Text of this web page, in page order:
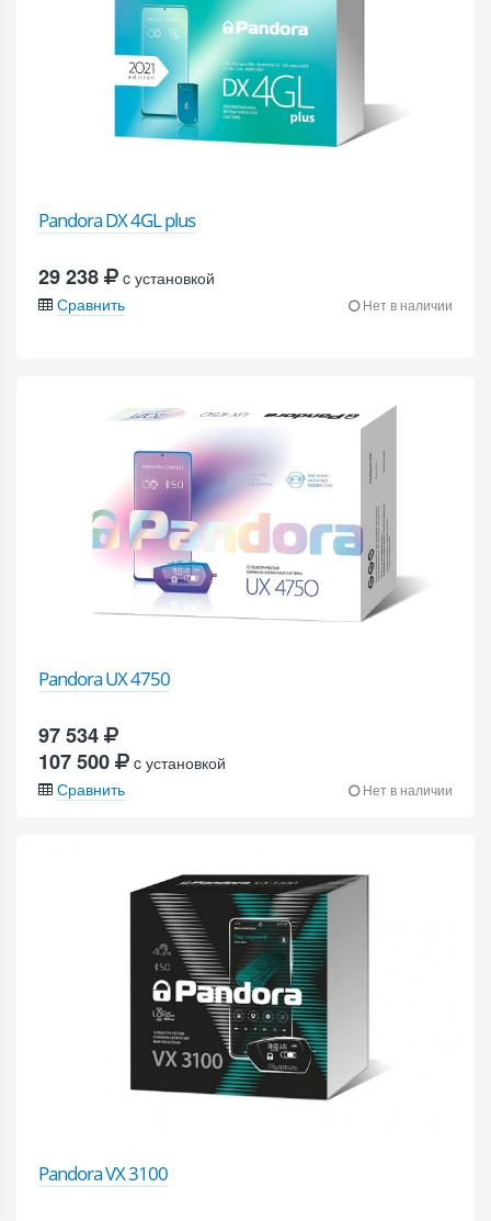
Pandora DX 4GL plus
29 238
c установкой
Сравнить
Нет в наличии
Pandora UX 4750
97 534
107 500
c установкой
Сравнить
Нет в наличии
Pandora VX 3100